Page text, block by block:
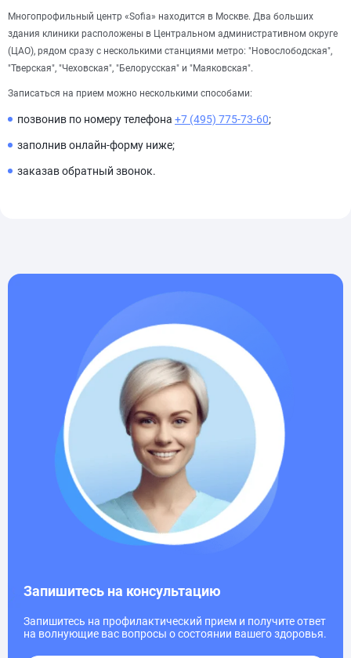
Многопрофильный центр «Sofia» находится в Москве. Два больших
здания клиники расположены в Центральном административном округе
(ЦАО), рядом сразу с несколькими станциями метро: "Новослободская",
"Тверская", "Чеховская", "Белорусская" и "Маяковская".
Записаться на прием можно несколькими способами:
позвонив по номеру телефона +7 (495) 775-73-60;
заполнив онлайн-форму ниже;
заказав обратный звонок.
Запишитесь на консультацию
Запишитесь на профилактический прием и получите ответ
на волнующие вас вопросы о состоянии вашего здоровья.